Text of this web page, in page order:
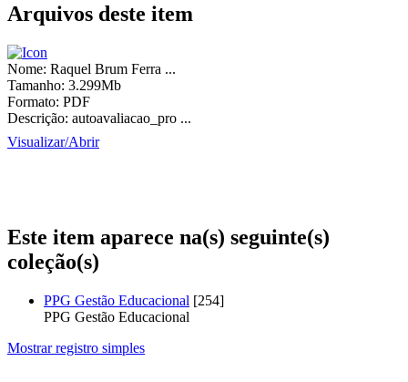
Arquivos deste item
Nome: Raquel Brum Ferra ...
Tamanho: 3.299Mb
Formato: PDF
Descrição: autoavaliacao_pro ...
Visualizar/Abrir
Este item aparece na(s) seguinte(s)
coleção(s)
PPG Gestão Educacional [254]
PPG Gestão Educacional
Mostrar registro simples